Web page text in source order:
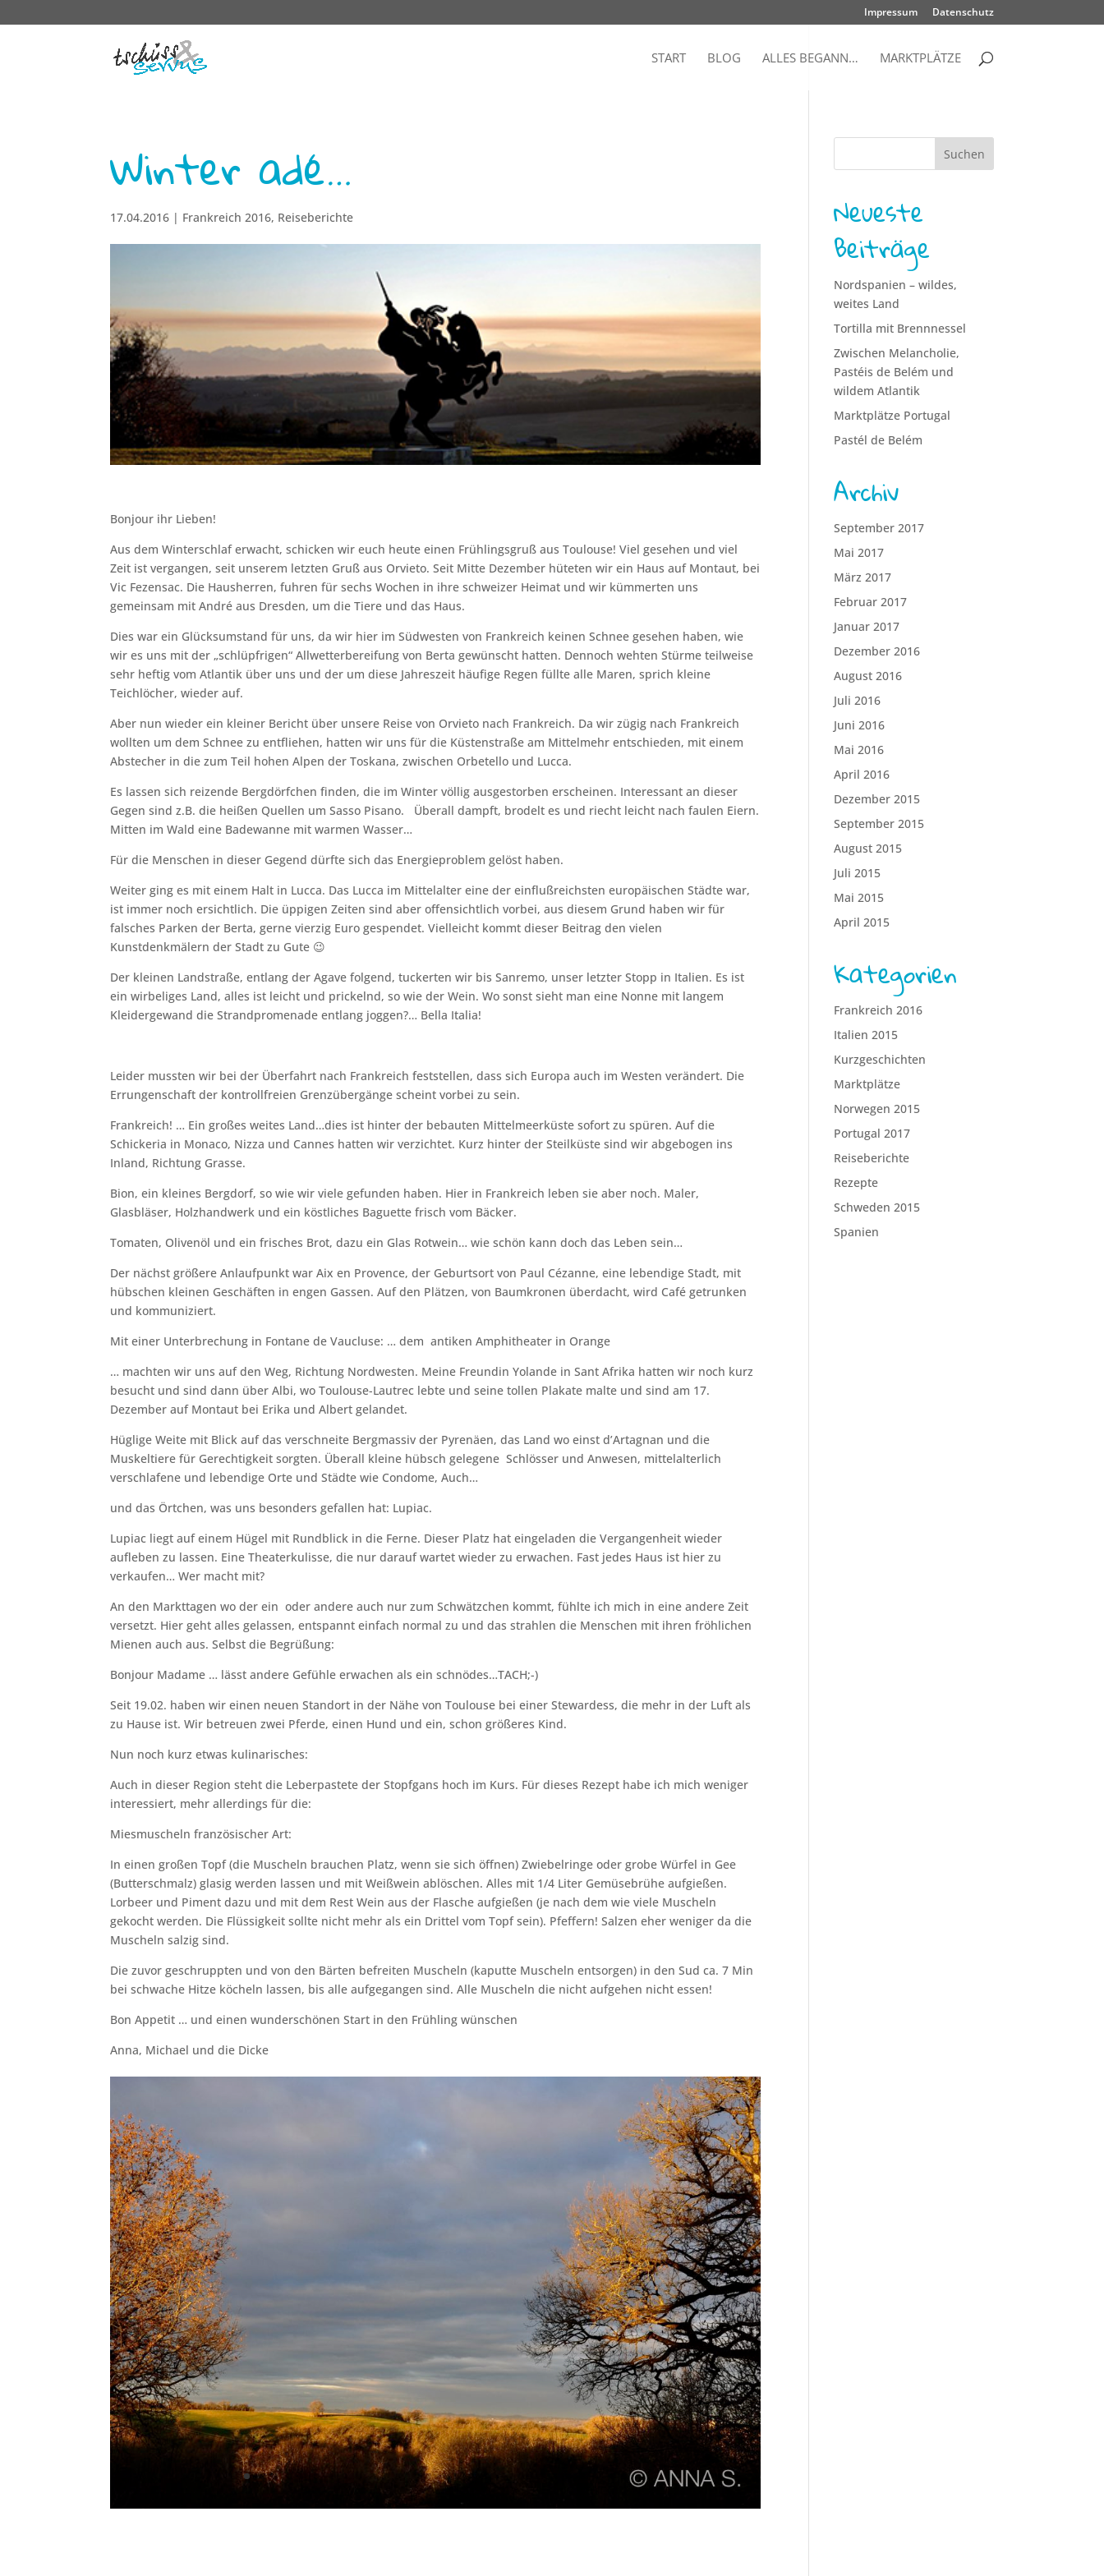
Impressum Datenschutz
START BLOG ALLES BEGANN… MARKTPLÄTZE
Winter adé…
17.04.2016 | Frankreich 2016, Reiseberichte
Bonjour ihr Lieben!
Aus dem Winterschlaf erwacht, schicken wir euch heute einen Frühlingsgruß aus Toulouse! Viel gesehen und viel
Zeit ist vergangen, seit unserem letzten Gruß aus Orvieto. Seit Mitte Dezember hüteten wir ein Haus auf Montaut, bei
Vic Fezensac. Die Hausherren, fuhren für sechs Wochen in ihre schweizer Heimat und wir kümmerten uns
gemeinsam mit André aus Dresden, um die Tiere und das Haus.
Dies war ein Glücksumstand für uns, da wir hier im Südwesten von Frankreich keinen Schnee gesehen haben, wie
wir es uns mit der „schlüpfrigen“ Allwetterbereifung von Berta gewünscht hatten. Dennoch wehten Stürme teilweise
sehr heftig vom Atlantik über uns und der um diese Jahreszeit häufige Regen füllte alle Maren, sprich kleine
Teichlöcher, wieder auf.
Aber nun wieder ein kleiner Bericht über unsere Reise von Orvieto nach Frankreich. Da wir zügig nach Frankreich
wollten um dem Schnee zu entfliehen, hatten wir uns für die Küstenstraße am Mittelmehr entschieden, mit einem
Abstecher in die zum Teil hohen Alpen der Toskana, zwischen Orbetello und Lucca.
Es lassen sich reizende Bergdörfchen finden, die im Winter völlig ausgestorben erscheinen. Interessant an dieser
Gegen sind z.B. die heißen Quellen um Sasso Pisano. Überall dampft, brodelt es und riecht leicht nach faulen Eiern.
Mitten im Wald eine Badewanne mit warmen Wasser…
Für die Menschen in dieser Gegend dürfte sich das Energieproblem gelöst haben.
Weiter ging es mit einem Halt in Lucca. Das Lucca im Mittelalter eine der einflußreichsten europäischen Städte war,
ist immer noch ersichtlich. Die üppigen Zeiten sind aber offensichtlich vorbei, aus diesem Grund haben wir für
falsches Parken der Berta, gerne vierzig Euro gespendet. Vielleicht kommt dieser Beitrag den vielen
Kunstdenkmälern der Stadt zu Gute 😉
Der kleinen Landstraße, entlang der Agave folgend, tuckerten wir bis Sanremo, unser letzter Stopp in Italien. Es ist
ein wirbeliges Land, alles ist leicht und prickelnd, so wie der Wein. Wo sonst sieht man eine Nonne mit langem
Kleidergewand die Strandpromenade entlang joggen?… Bella Italia!
Leider mussten wir bei der Überfahrt nach Frankreich feststellen, dass sich Europa auch im Westen verändert. Die
Errungenschaft der kontrollfreien Grenzübergänge scheint vorbei zu sein.
Frankreich! … Ein großes weites Land…dies ist hinter der bebauten Mittelmeerküste sofort zu spüren. Auf die
Schickeria in Monaco, Nizza und Cannes hatten wir verzichtet. Kurz hinter der Steilküste sind wir abgebogen ins
Inland, Richtung Grasse.
Bion, ein kleines Bergdorf, so wie wir viele gefunden haben. Hier in Frankreich leben sie aber noch. Maler,
Glasbläser, Holzhandwerk und ein köstliches Baguette frisch vom Bäcker.
Tomaten, Olivenöl und ein frisches Brot, dazu ein Glas Rotwein… wie schön kann doch das Leben sein…
Der nächst größere Anlaufpunkt war Aix en Provence, der Geburtsort von Paul Cézanne, eine lebendige Stadt, mit
hübschen kleinen Geschäften in engen Gassen. Auf den Plätzen, von Baumkronen überdacht, wird Café getrunken
und kommuniziert.
Mit einer Unterbrechung in Fontane de Vaucluse: … dem antiken Amphitheater in Orange
… machten wir uns auf den Weg, Richtung Nordwesten. Meine Freundin Yolande in Sant Afrika hatten wir noch kurz
besucht und sind dann über Albi, wo Toulouse-Lautrec lebte und seine tollen Plakate malte und sind am 17.
Dezember auf Montaut bei Erika und Albert gelandet.
Hüglige Weite mit Blick auf das verschneite Bergmassiv der Pyrenäen, das Land wo einst d’Artagnan und die
Muskeltiere für Gerechtigkeit sorgten. Überall kleine hübsch gelegene Schlösser und Anwesen, mittelalterlich
verschlafene und lebendige Orte und Städte wie Condome, Auch…
und das Örtchen, was uns besonders gefallen hat: Lupiac.
Lupiac liegt auf einem Hügel mit Rundblick in die Ferne. Dieser Platz hat eingeladen die Vergangenheit wieder
aufleben zu lassen. Eine Theaterkulisse, die nur darauf wartet wieder zu erwachen. Fast jedes Haus ist hier zu
verkaufen… Wer macht mit?
An den Markttagen wo der ein oder andere auch nur zum Schwätzchen kommt, fühlte ich mich in eine andere Zeit
versetzt. Hier geht alles gelassen, entspannt einfach normal zu und das strahlen die Menschen mit ihren fröhlichen
Mienen auch aus. Selbst die Begrüßung:
Bonjour Madame … lässt andere Gefühle erwachen als ein schnödes…TACH;-)
Seit 19.02. haben wir einen neuen Standort in der Nähe von Toulouse bei einer Stewardess, die mehr in der Luft als
zu Hause ist. Wir betreuen zwei Pferde, einen Hund und ein, schon größeres Kind.
Nun noch kurz etwas kulinarisches:
Auch in dieser Region steht die Leberpastete der Stopfgans hoch im Kurs. Für dieses Rezept habe ich mich weniger
interessiert, mehr allerdings für die:
Miesmuscheln französischer Art:
In einen großen Topf (die Muscheln brauchen Platz, wenn sie sich öffnen) Zwiebelringe oder grobe Würfel in Gee
(Butterschmalz) glasig werden lassen und mit Weißwein ablöschen. Alles mit 1/4 Liter Gemüsebrühe aufgießen.
Lorbeer und Piment dazu und mit dem Rest Wein aus der Flasche aufgießen (je nach dem wie viele Muscheln
gekocht werden. Die Flüssigkeit sollte nicht mehr als ein Drittel vom Topf sein). Pfeffern! Salzen eher weniger da die
Muscheln salzig sind.
Die zuvor geschruppten und von den Bärten befreiten Muscheln (kaputte Muscheln entsorgen) in den Sud ca. 7 Min
bei schwache Hitze köcheln lassen, bis alle aufgegangen sind. Alle Muscheln die nicht aufgehen nicht essen!
Bon Appetit … und einen wunderschönen Start in den Frühling wünschen
Anna, Michael und die Dicke
Neueste
Beiträge
Nordspanien – wildes,
weites Land
Tortilla mit Brennnessel
Zwischen Melancholie,
Pastéis de Belém und
wildem Atlantik
Marktplätze Portugal
Pastél de Belém
Archiv
September 2017
Mai 2017
März 2017
Februar 2017
Januar 2017
Dezember 2016
August 2016
Juli 2016
Juni 2016
Mai 2016
April 2016
Dezember 2015
September 2015
August 2015
Juli 2015
Mai 2015
April 2015
Kategorien
Frankreich 2016
Italien 2015
Kurzgeschichten
Marktplätze
Norwegen 2015
Portugal 2017
Reiseberichte
Rezepte
Schweden 2015
Spanien